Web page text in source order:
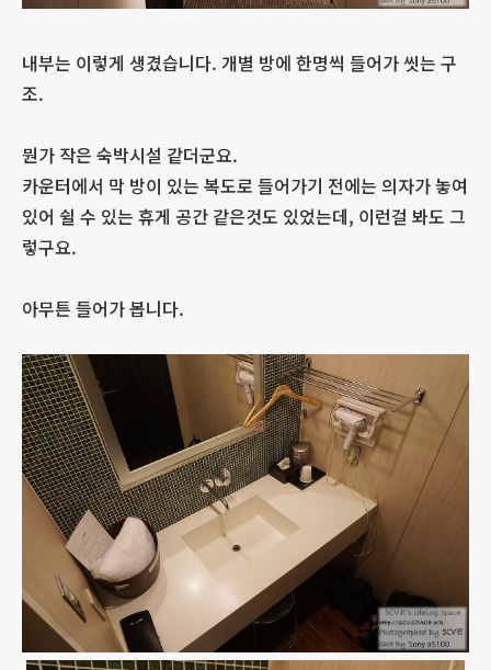
내부는 이렇게 생겼습니다. 개별 방에 한명씩 들어가 씻는 구
조.
뭔가 작은 숙박시설 같더군요.
카운터에서 막 방이 있는 복도로 들어가기 전에는 의자가 놓여
있어 쉴 수 있는 휴게 공간 같은것도 있었는데, 이런걸 봐도 그
렇구요.
아무튼 들어가 봅니다.